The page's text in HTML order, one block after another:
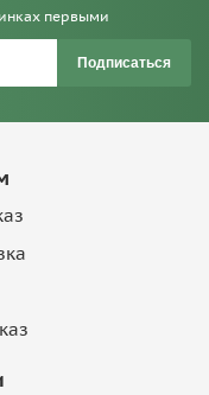
первыми
Подписаться